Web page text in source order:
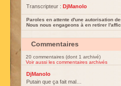
Transcripteur : DjManolo
Paroles en attente d'une autorisation
Nous nous engageons à en retirer
Commentaires
20 commentaires (dont 1 archivé)
Voir aussi les commentaires archivés
DjManolo
Putain que ça fait mal…